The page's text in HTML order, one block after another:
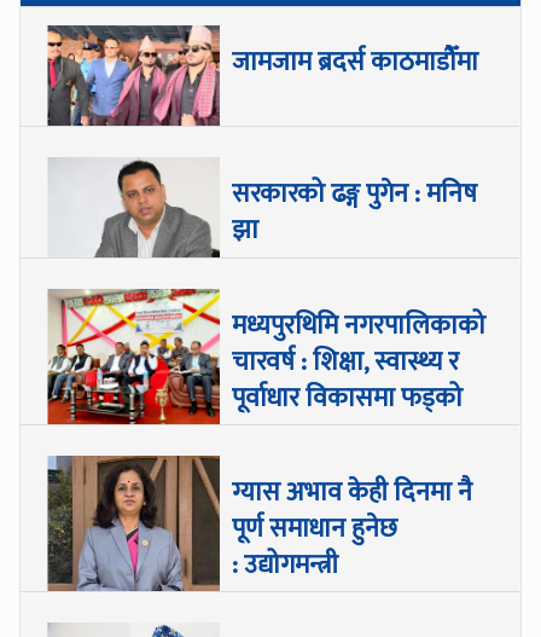
जामजाम ब्रदर्स काठमाडौँमा
सरकारको ढङ्ग पुगेन : मनिष
झा
मध्यपुरथिमि नगरपालिकाको
चारवर्ष : शिक्षा, स्वास्थ्य र
पूर्वाधार विकासमा फड्को
ग्यास अभाव केही दिनमा नै
पूर्ण समाधान हुनेछ
: उद्योगमन्त्री